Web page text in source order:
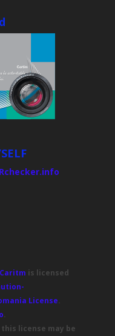
Caritm is licensed
License.
.
license may be